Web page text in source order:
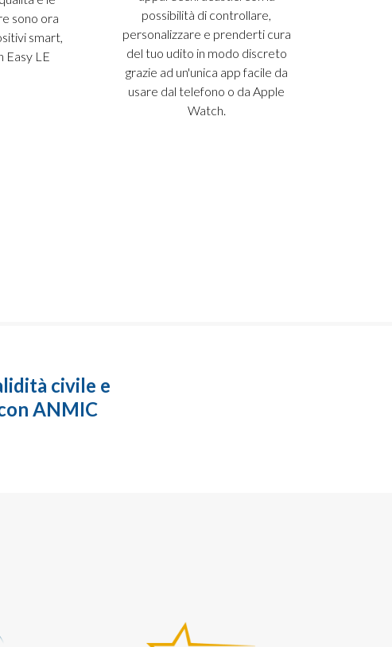
sono ora
smart,
Easy LE
possibilità di controllare,
personalizzare e prenderti cura
del tuo udito in modo discreto
grazie ad un'unica app facile da
usare dal telefono o da Apple
Watch.
civile e
ANMIC